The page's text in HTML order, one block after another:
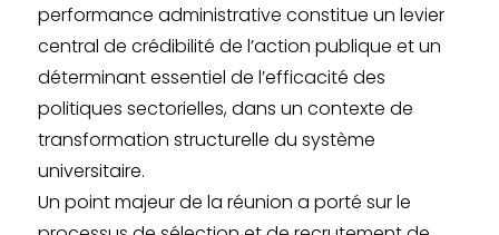
performance administrative constitue un levier
central de crédibilité de l’action publique et un
déterminant essentiel de l’efficacité des
politiques sectorielles, dans un contexte de
transformation structurelle du système
universitaire.
Un point majeur de la réunion a porté sur le